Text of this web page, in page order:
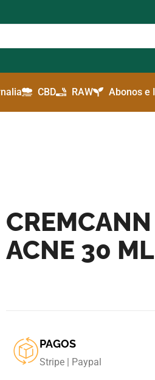
CBD RAW Abonos e
ACNE 30
PAGOS
Stripe | Paypal